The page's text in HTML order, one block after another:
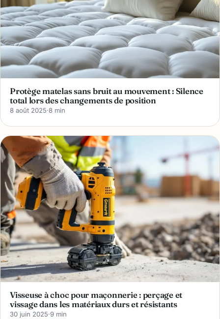
Protège matelas sans bruit au mouvement : Silence
total lors des changements de position
8 août 2025·8 min
🏡 Maison
Visseuse à choc pour maçonnerie : perçage et
vissage dans les matériaux durs et résistants
30 juin 2025·9 min